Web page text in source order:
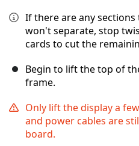
If there are any
won't separate, stop
cards to cut the
Begin to lift the top of
frame.
Only lift the display a
and power cables are
board.